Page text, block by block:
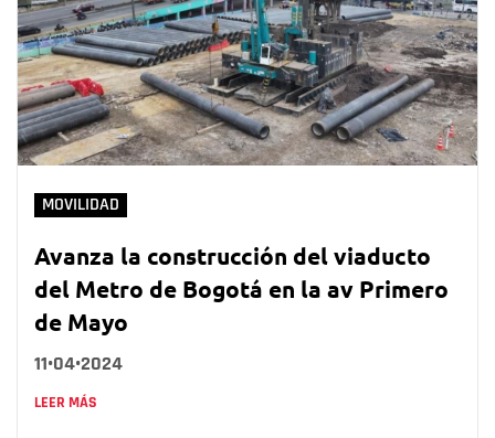
MOVILIDAD
Avanza la construcción del viaducto
del Metro de Bogotá en la av Primero
de Mayo
11•04•2024
LEER MÁS